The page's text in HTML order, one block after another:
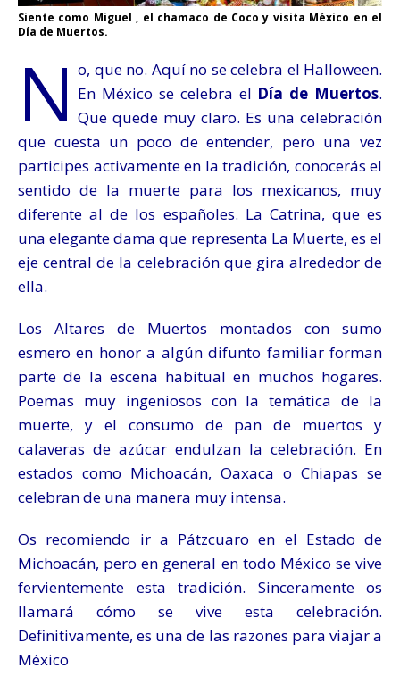
Siente como Miguel , el chamaco de Coco y visita México en el
Día de Muertos.
N o, que no. Aquí no se celebra el Halloween.
En México se celebra el Día de Muertos.
Que quede muy claro. Es una celebración
que cuesta un poco de entender, pero una vez
participes activamente en la tradición, conocerás el
sentido de la muerte para los mexicanos, muy
diferente al de los españoles. La Catrina, que es
una elegante dama que representa La Muerte, es el
eje central de la celebración que gira alrededor de
ella.
Los Altares de Muertos montados con sumo
esmero en honor a algún difunto familiar forman
parte de la escena habitual en muchos hogares.
Poemas muy ingeniosos con la temática de la
muerte, y el consumo de pan de muertos y
calaveras de azúcar endulzan la celebración. En
estados como Michoacán, Oaxaca o Chiapas se
celebran de una manera muy intensa.
Os recomiendo ir a Pátzcuaro en el Estado de
Michoacán, pero en general en todo México se vive
fervientemente esta tradición. Sinceramente os
llamará cómo se vive esta celebración.
Definitivamente, es una de las razones para viajar a
México